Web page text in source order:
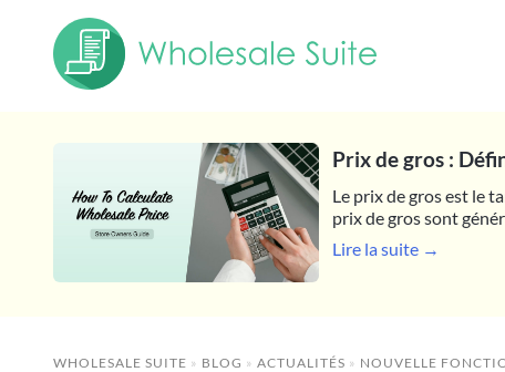
Prix de gros :
Le prix de gros est le
prix de gros sont
Lire la suite →
WHOLESALE SUITE » BLOG » ACTUALITÉS » NOUVELLE FONCTIONNALITÉ !